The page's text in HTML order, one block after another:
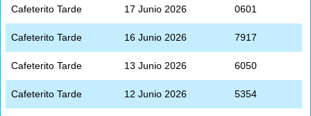
Cafeterito Tarde 17 Junio 2026 0601
Cafeterito Tarde 16 Junio 2026 7917
Cafeterito Tarde 13 Junio 2026 6050
Cafeterito Tarde 12 Junio 2026 5354